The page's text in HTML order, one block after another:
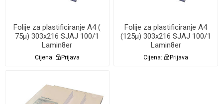
Folije za plastificiranje A4 (
75µ) 303x216 SJAJ 100/1
Lamin8er
Cijena: Prijava
Folije za plastificiranje A4
(125µ) 303x216 SJAJ 100/1
Lamin8er
Cijena: Prijava